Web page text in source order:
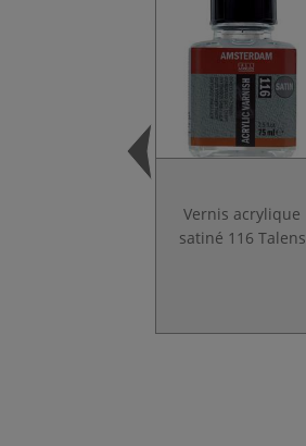
Vernis acrylique
satiné 116 Talens